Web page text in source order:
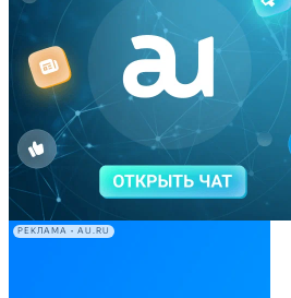
РЕКЛАМА • AU.RU